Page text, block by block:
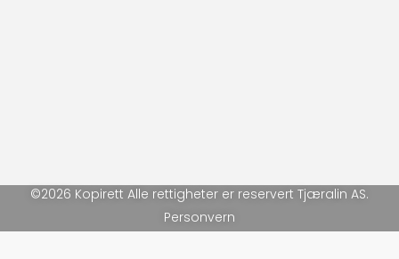
©2026 Kopirett Alle rettigheter er reservert Tjæralin AS.
Personvern